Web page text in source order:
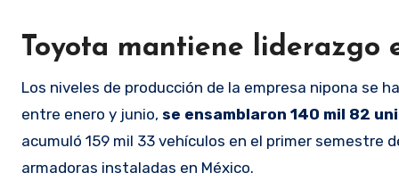
Toyota mantiene liderazgo
Los niveles de producción de la empresa nipona se
entre enero y junio, se ensamblaron 140 mil 82
acumuló 159 mil 33 vehículos en el primer semestre
armadoras instaladas en México.